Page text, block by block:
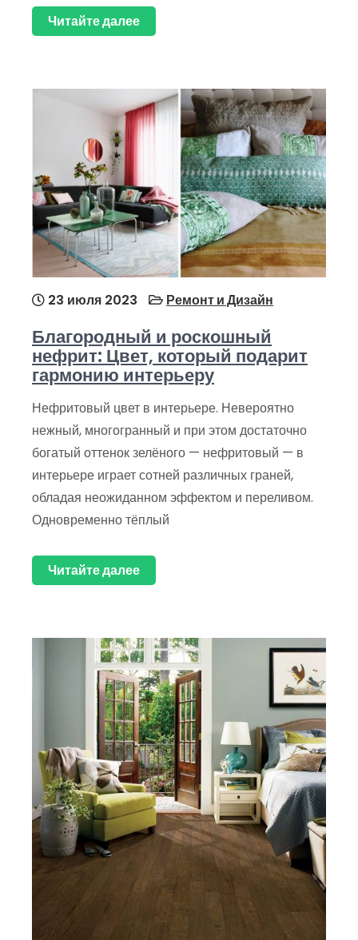
Читайте далее
23 июля 2023 Ремонт и Дизайн
Благородный и роскошный
нефрит: Цвет, который подарит
гармонию интерьеру
Нефритовый цвет в интерьере. Невероятно
нежный, многогранный и при этом достаточно
богатый оттенок зелёного — нефритовый — в
интерьере играет сотней различных граней,
обладая неожиданном эффектом и переливом.
Одновременно тёплый
Читайте далее